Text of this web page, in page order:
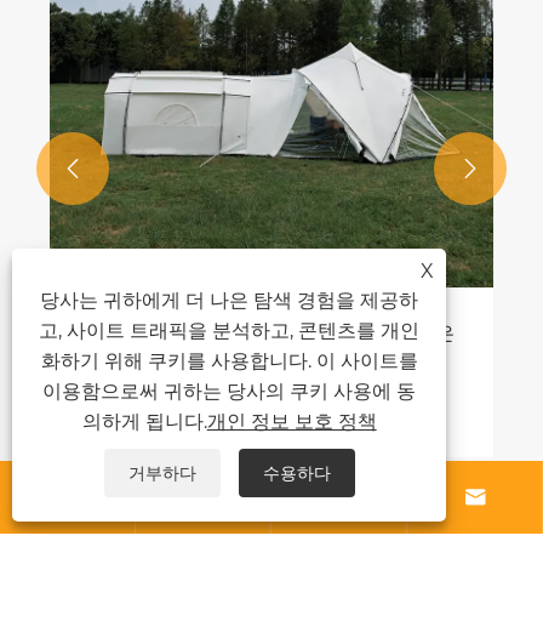
곳은
여행을위한 좋은 가벼운 고급 텐트를 선택
는 방법
더보기 >>
 
우리에 대해
 
X
당사는 귀하에게 더 나은 탐색 경험을 제공하
고, 사이트 트래픽을 분석하고, 콘텐츠를 개인
화하기 위해 쿠키를 사용합니다. 이 사이트를
이용함으로써 귀하는 당사의 쿠키 사용에 동
의하게 됩니다.개인 정보 보호 정책
거부하다 수용하다